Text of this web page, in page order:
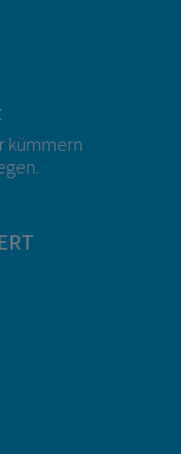
kümmern